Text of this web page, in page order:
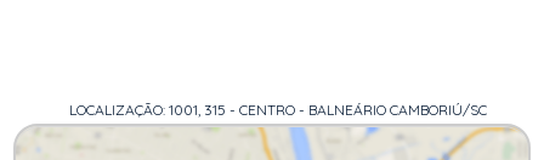
LOCALIZAÇÃO: 1001, 315 - CENTRO - BALNEÁRIO CAMBORIÚ/SC